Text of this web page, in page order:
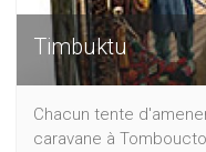
Timbuktu
Chacun tente
caravane à